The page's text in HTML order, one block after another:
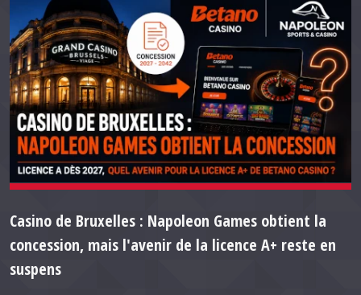
Casino de Bruxelles : Napoleon Games obtient la
concession, mais l'avenir de la licence A+ reste en
suspens